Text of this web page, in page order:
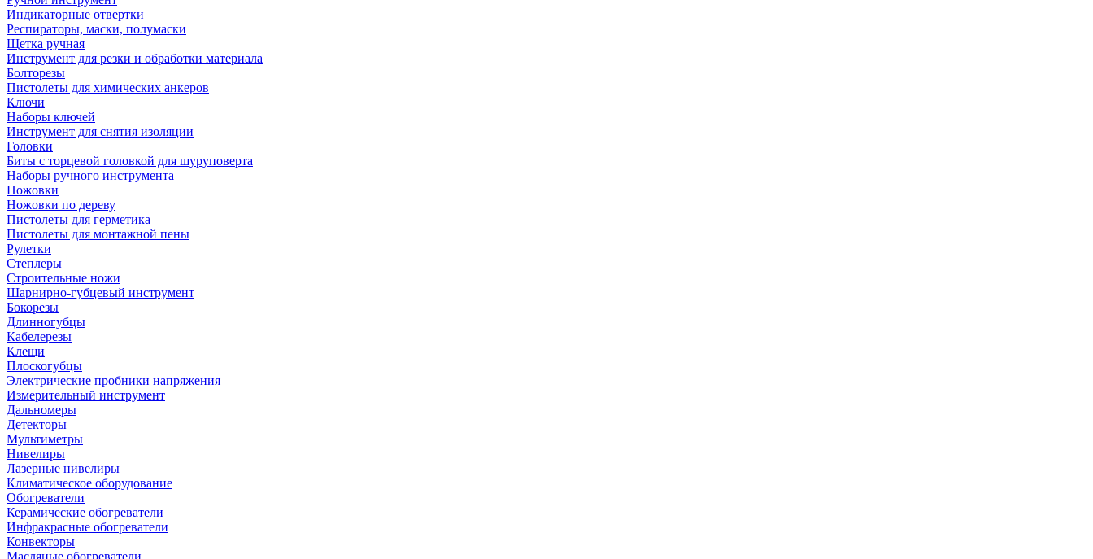
Индикаторные отвертки
Респираторы, маски, полумаски
Щетка ручная
Инструмент для резки и обработки материала
Болторезы
Пистолеты для химических анкеров
Ключи
Наборы ключей
Инструмент для снятия изоляции
Головки
Биты с торцевой головкой для шуруповерта
Наборы ручного инструмента
Ножовки
Ножовки по дереву
Пистолеты для герметика
Пистолеты для монтажной пены
Рулетки
Степлеры
Строительные ножи
Шарнирно-губцевый инструмент
Бокорезы
Длинногубцы
Кабелерезы
Клещи
Плоскогубцы
Электрические пробники напряжения
Измерительный инструмент
Дальномеры
Детекторы
Мультиметры
Нивелиры
Лазерные нивелиры
Климатическое оборудование
Обогреватели
Керамические обогреватели
Инфракрасные обогреватели
Конвекторы
Масляные обогреватели